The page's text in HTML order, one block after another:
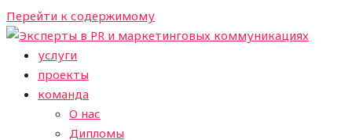
Перейти к содержимому
услуги
проекты
команда
О нас
Дипломы